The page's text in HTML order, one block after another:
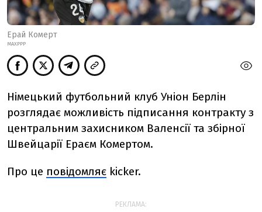
Ерай Комерт
MAXPPP
Німецький футбольний клуб Уніон Берлін
розглядає можливість підписання контракту з
центральним захисником Валенсії та збірної
Швейцарії Ераєм Комертом.
Про це повідомляє kicker.
РЕКЛАМА: